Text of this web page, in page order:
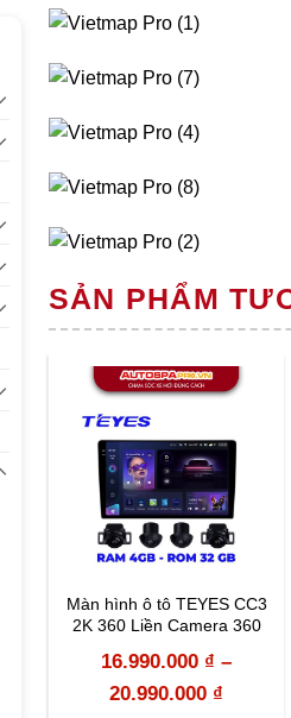
SẢN PHẨM
Màn hình ô tô TEYES CC3
2K 360 Liền Camera 360
16.990.000 ₫ –
20.990.000 ₫